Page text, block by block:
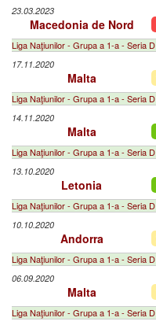
23.03.2023
Macedonia de Nord
Liga Naţiunilor - Grupa a 1-a - Seria D
17.11.2020
Malta
Liga Naţiunilor - Grupa a 1-a - Seria D
14.11.2020
Malta
Liga Naţiunilor - Grupa a 1-a - Seria D
13.10.2020
Letonia
Liga Naţiunilor - Grupa a 1-a - Seria D
10.10.2020
Andorra
Liga Naţiunilor - Grupa a 1-a - Seria D
06.09.2020
Malta
Liga Naţiunilor - Grupa a 1-a - Seria D